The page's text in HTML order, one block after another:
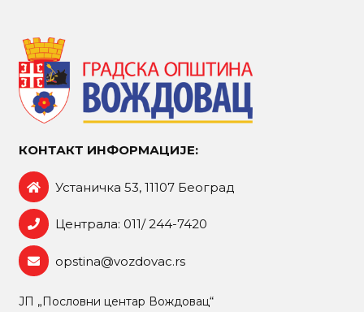
КОНТАКТ ИНФОРМАЦИЈЕ:
Устаничка 53, 11107 Београд
Централа: 011/ 244-7420
opstina@vozdovac.rs
ЈП „Пословни центар Вождовац“